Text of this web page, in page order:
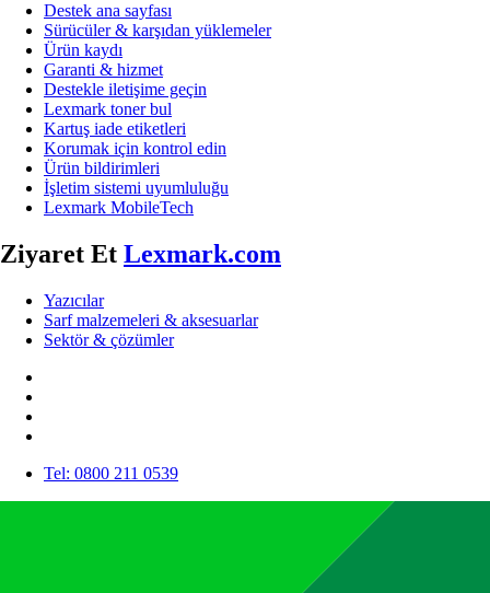
Destek ana sayfası
Sürücüler & karşıdan yüklemeler
Ürün kaydı
Garanti & hizmet
Destekle iletişime geçin
Lexmark toner bul
Kartuş iade etiketleri
Korumak için kontrol edin
Ürün bildirimleri
İşletim sistemi uyumluluğu
Lexmark MobileTech
Ziyaret Et Lexmark.com
Yazıcılar
Sarf malzemeleri & aksesuarlar
Sektör & çözümler
Tel: 0800 211 0539